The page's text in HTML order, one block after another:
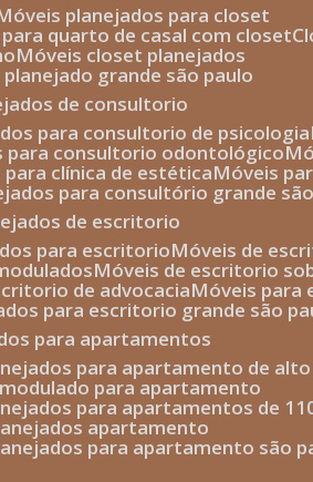
móveis planejados para closet
para quarto de casal com closet
móveis closet planejados
planejado grande são paulo
de consultorio
para consultorio de psicologia
para consultorio odontológico
para clínica de estética móveis
para consultório grande
de escritorio
para escritorio móveis de
móveis de escritorio
de advocacia móveis
para escritorio grande são
para apartamentos
para apartamento de
modulado para apartamento
para apartamentos de
apartamento
para apartamento são